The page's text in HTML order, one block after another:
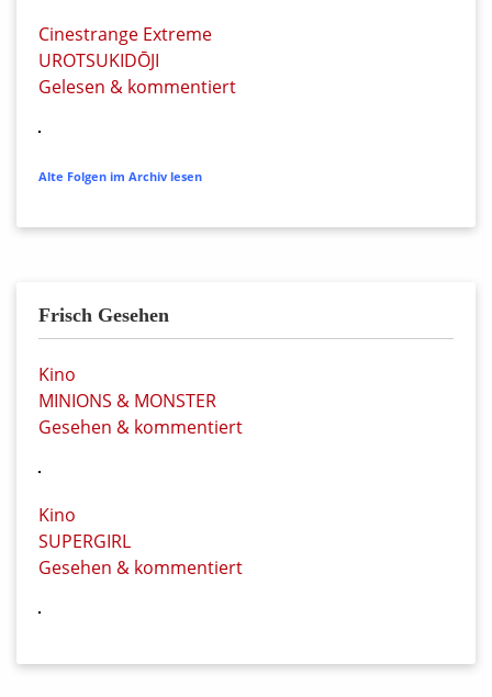
Cinestrange Extreme
UROTSUKIDŌJI
Gelesen & kommentiert
Alte Folgen im Archiv lesen
Frisch Gesehen
Kino
MINIONS & MONSTER
Gesehen & kommentiert
Kino
SUPERGIRL
Gesehen & kommentiert